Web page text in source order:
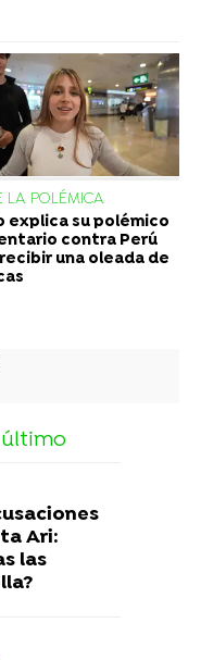
LA POLÉMICA
explica su polémico
contra Perú
una oleada de
último
Ari:
las